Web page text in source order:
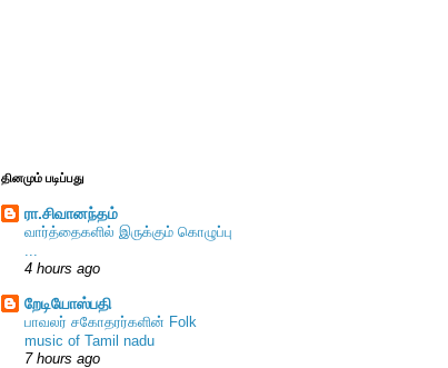
தினமும் படிப்பது
ரா.சிவானந்தம்
வார்த்தைகளில் இருக்கும் கொழுப்பு
4 hours ago
றேடியோஸ்பதி
பாவலர் சகோதரர்களின் Folk
music of Tamil nadu
7 hours ago